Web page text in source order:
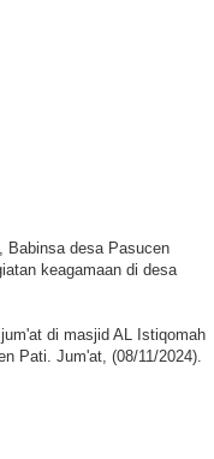
Babinsa desa Pasucen
keagamaan di desa
di masjid AL Istiqomah
Pati. Jum'at, (08/11/2024).